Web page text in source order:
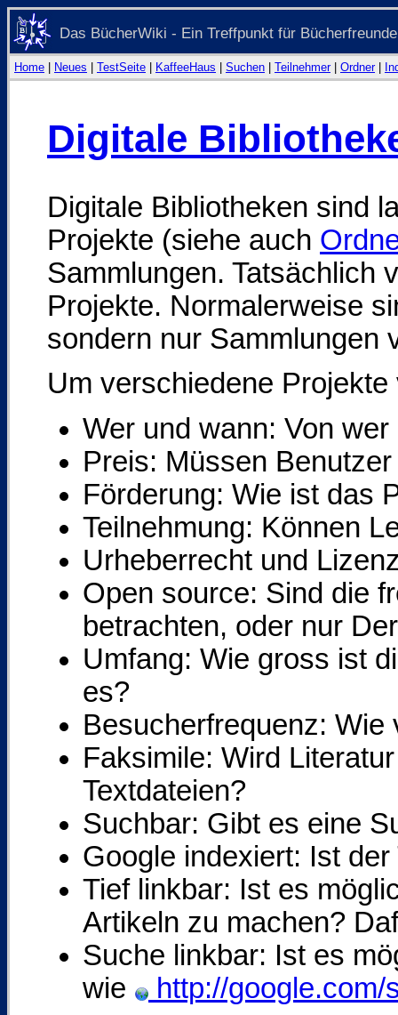
Das BücherWiki - Ein Treffpunkt für Bücherfreunde
Home Neues TestSeite KaffeeHaus Suchen Teilnehmer| Ordner|
Digitale
Digitale Bibliotheken sind
Projekte (siehe auch
Sammlungen. Tatsächlich
Projekte. Normalerweise
sondern nur Sammlungen
Um verschiedene
Wer und wann: Von
Preis: Müssen
Förderung: Wie ist das
Teilnehmung: Können
Urheberrecht und
Open source: Sind die
betrachten, oder nur
Umfang: Wie gross ist
es?
Besucherfrequenz:
Faksimile: Wird
Textdateien?
Suchbar: Gibt es eine
Google indexiert: Ist
Tief linkbar: Ist es
Artikeln zu machen?
Suche linkbar: Ist es
wie
http://